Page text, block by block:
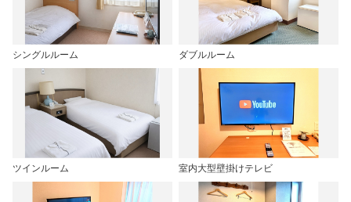
シングルルーム ダブルルーム
ツインルーム 室内大型壁掛けテレビ